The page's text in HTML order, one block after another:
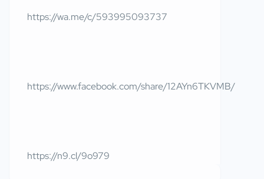
https://wa.me/c/593995093737
https://www.facebook.com/share/12AYn6TKVMB/
https://n9.cl/9o979